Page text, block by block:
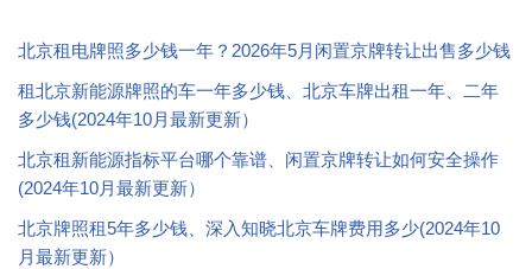
北京租电牌照多少钱一年？2026年5月闲置京牌转让出售多少钱
租北京新能源牌照的车一年多少钱、北京车牌出租一年、二年
多少钱(2024年10月最新更新）
北京租新能源指标平台哪个靠谱、闲置京牌转让如何安全操作
(2024年10月最新更新）
北京牌照租5年多少钱、深入知晓北京车牌费用多少(2024年10
月最新更新）